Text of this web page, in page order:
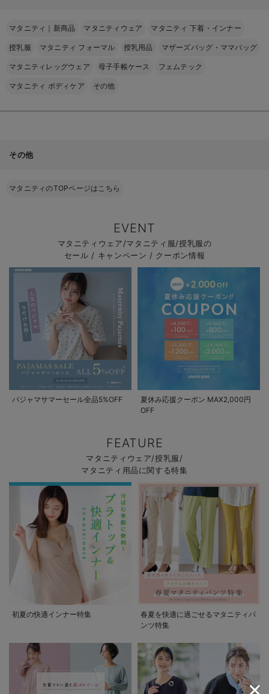
マタニティ｜新商品 マタニティウェア マタニティ 下着・インナー
授乳服 マタニティ フォーマル 授乳用品 マザーズバッグ・ママバッグ
マタニティレッグウェア 母子手帳ケース フェムテック
マタニティ ボディケア その他
その他
マタニティのTOPページはこちら
EVENT
マタニティウェア/マタニティ服/授乳服の
セール / キャンペーン / クーポン情報
パジャマサマーセール全品5%OFF
夏休み応援クーポン MAX2,000円
OFF
FEATURE
マタニティウェア/授乳服/
マタニティ用品に関する特集
初夏の快適インナー特集
春夏を快適に過ごせるマタニティパ
ンツ特集